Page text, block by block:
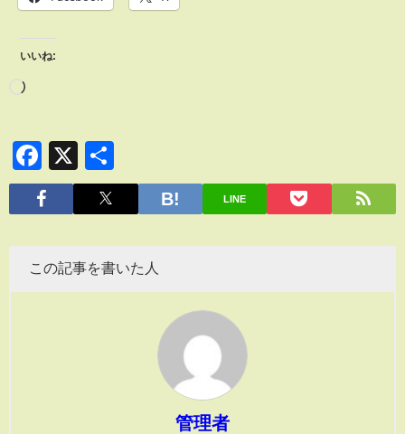
いいね:
Facebook
X
有
LINE
この記事を書いた人
管理者